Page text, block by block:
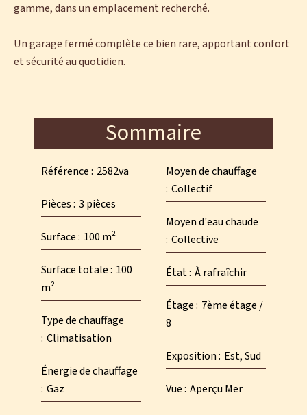
gamme, dans un emplacement recherché.
Un garage fermé complète ce bien rare, apportant confort
et sécurité au quotidien.
Sommaire
Référence 2582va
Pièces 3 pièces
Surface 100 m²
Surface totale 100
m²
Type de chauffage
Climatisation
Énergie de chauffage
Gaz
Moyen de chauffage
Collectif
Moyen d'eau chaude
Collective
État À rafraîchir
Étage 7ème étage /
8
Exposition Est, Sud
Vue Aperçu Mer